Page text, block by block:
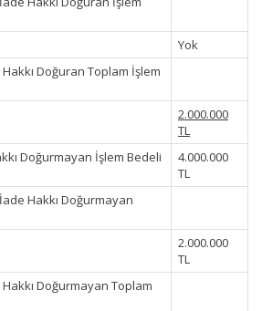
Yok
Doğuran Toplam İşlem
2.000.000
TL
Doğurmayan İşlem Bedeli
4.000.000
TL
Hakkı Doğurmayan
2.000.000
TL
Doğurmayan Toplam